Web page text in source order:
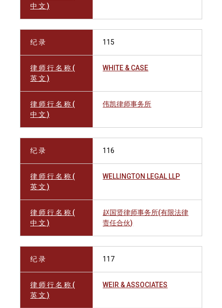
中 文 )
纪 录 115
律 师 行 名 称 (
英 文 )
WHITE & CASE
律 师 行 名 称 (
中 文 )
伟凯律师事务所
纪 录 116
律 师 行 名 称 (
英 文 )
WELLINGTON LEGAL LLP
律 师 行 名 称 (
中 文 )
赵国贤律师事务所(有限法律
责任合伙)
纪 录 117
律 师 行 名 称 (
英 文 )
WEIR & ASSOCIATES